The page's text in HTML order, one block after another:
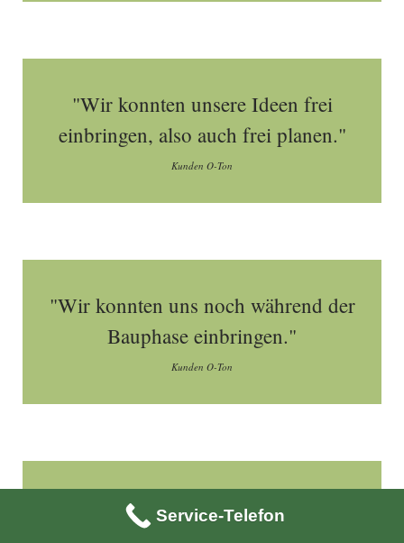
"Wir konnten unsere Ideen frei
einbringen, also auch frei planen."
Kunden O-Ton
"Wir konnten uns noch während der
Bauphase einbringen."
Kunden O-Ton
"Das Haus stand mit dem
Holzständer innerhalb von einem
Service-Telefon